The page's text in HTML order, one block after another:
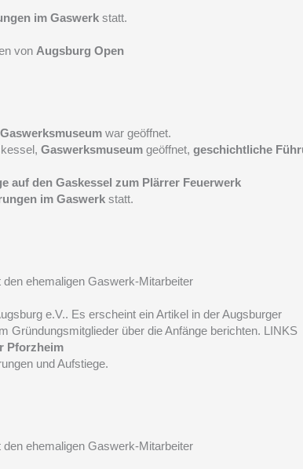
im Gaswerk statt.
von Augsburg Open
Gaswerksmuseum war geöffnet.
Gaswerksmuseum geöffnet, geschichtliche
auf den Gaskessel zum Plärrer Feuerwerk
im Gaswerk statt.
ehemaligen Gaswerk-Mitarbeiter
e.V.. Es erscheint ein Artikel in der Augsburger
Gründungsmitglieder über die Anfänge berichten. LINKS
Pforzheim
und Aufstiege.
ehemaligen Gaswerk-Mitarbeiter